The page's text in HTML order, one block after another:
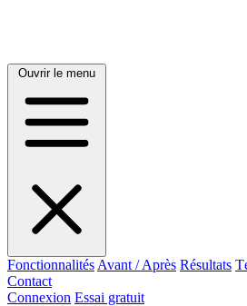
Ouvrir le menu
Fonctionnalités Avant / Après Résultats
Contact
Connexion Essai gratuit